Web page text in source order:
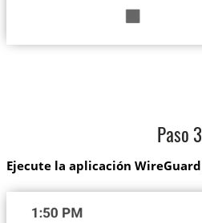
Paso 3
Ejecute la aplicación WireGuard